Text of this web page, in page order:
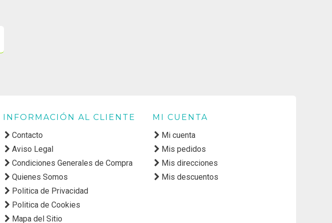
INFORMACIÓN AL CLIENTE
Contacto
Aviso Legal
Condiciones Generales de Compra
Quienes Somos
Politica de Privacidad
Politica de Cookies
Mapa del Sitio
MI CUENTA
Mi cuenta
Mis pedidos
Mis direcciones
Mis descuentos